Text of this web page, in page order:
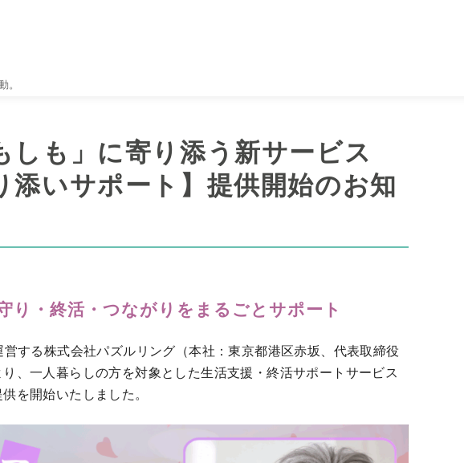
しも」に寄り添う新サービス
添いサポート】提供開始のお知
り・終活・つながりをまるごとサポート
営する株式会社パズルリング（本社：東京都港区赤坂、代表取締役
、一人暮らしの方を対象とした生活支援・終活サポートサービス
を開始いたしました。